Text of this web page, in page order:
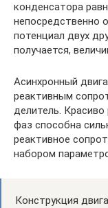
конденсатора
непосредственно
потенциал двух
получается,
Асинхронный
реактивным
делитель.
фаз способна
реактивное
набором
Конструкция